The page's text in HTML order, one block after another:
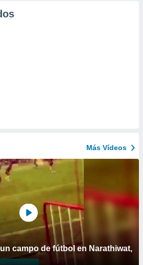
Más Vídeos
campo de fútbol en Narathiwat,